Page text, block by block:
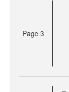
Page 3